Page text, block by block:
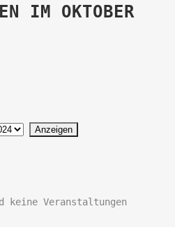
IM OKTOBER
keine Veranstaltungen